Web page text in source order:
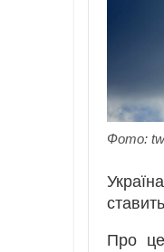
Фото:
Про